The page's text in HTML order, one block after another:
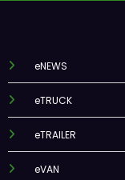
eNEWS
eTRUCK
eTRAILER
eVAN